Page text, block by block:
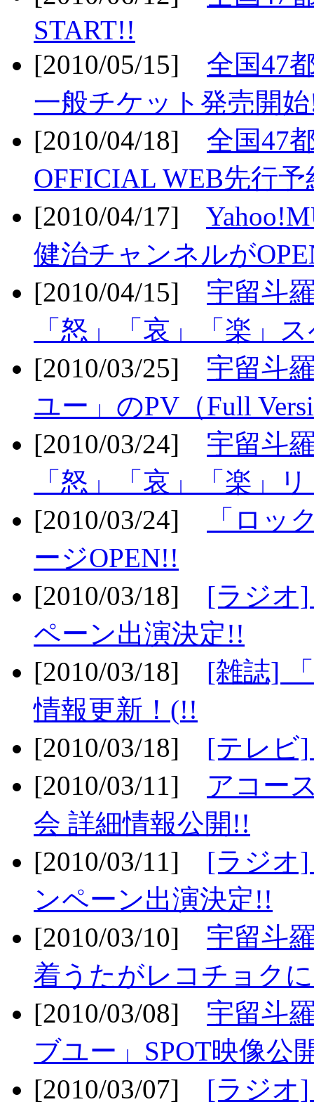
START!!
[2010/05/15] 全国47
一般チケット発売開
[2010/04/18] 全国47
OFFICIAL WEB先行
[2010/04/17]
健治チャンネルが
[2010/04/15] 宇留斗
「怒」「哀」「楽」
[2010/03/25] 宇留斗
ユー」のPV（Full
[2010/03/24] 宇留斗
「怒」「哀」「楽」
[2010/03/24]
「ロッ
ージOPEN!!
[2010/03/18] [ラジオ
ペーン出演決定!!
[2010/03/18] [雑誌]
情報更新！(!!
[2010/03/18] [テレビ
[2010/03/11] アコー
会 詳細情報公開!!
[2010/03/11] [ラジオ
ンペーン出演決定!!
[2010/03/10] 宇留斗
着うたがレコチョク
[2010/03/08] 宇留斗
ブユー」SPOT映像公
[2010/03/07] [ラジオ]